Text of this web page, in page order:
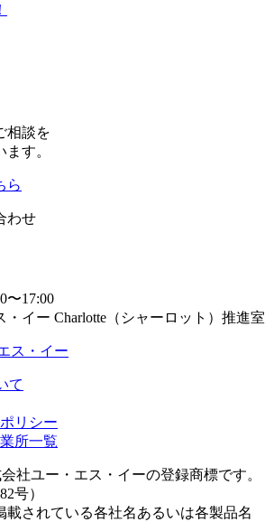
相談を
す。
ら
わせ
〜17:00
イー Charlotte（シャーロット）推進室
て
リシー
所一覧
会社ユー・エス・イーの登録商標です。
号）
載されている各社名あるいは各製品名